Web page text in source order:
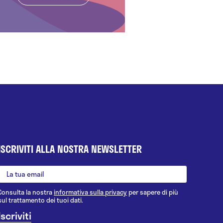
ALLA NOSTRA NEWSLETTER
la nostrainformativa sulla privacy per sapere di più
trattamento dei tuoi dati.